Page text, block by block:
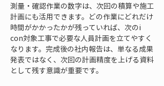
測量・確認作業の数字は、次回の積算や施工
計画にも活用できます。どの作業にどれだけ
時間がかかったかが残っていれば、次のi
con対象工事で必要な人員計画を立てやすく
なります。完成後の社内報告は、単なる成果
発表ではなく、次回の計画精度を上げる資料
として残す意識が重要です。